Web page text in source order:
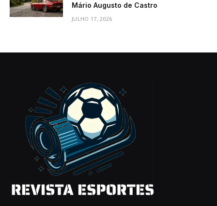
Mário Augusto de Castro
JULHO 17, 2026